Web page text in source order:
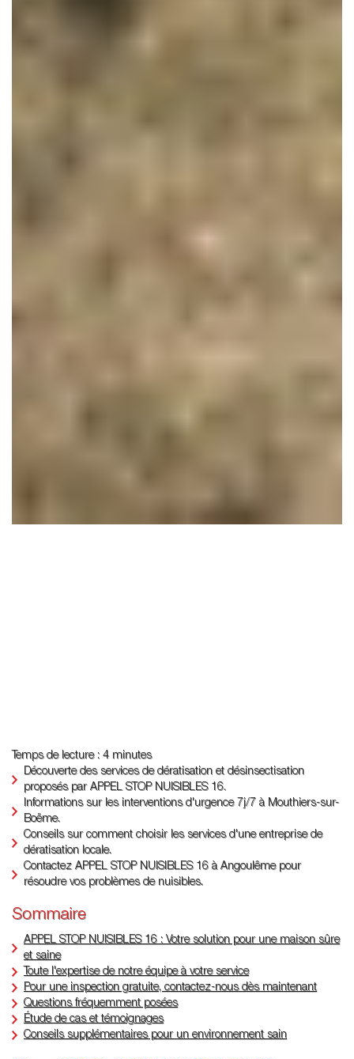
Temps de lecture : 4 minutes
Découverte des services de dératisation et désinsectisation
proposés par APPEL STOP NUISIBLES 16.
Informations sur les interventions d'urgence 7j/7 à Mouthiers-sur-
Boëme.
Conseils sur comment choisir les services d'une entreprise de
dératisation locale.
Contactez APPEL STOP NUISIBLES 16 à Angoulême pour
résoudre vos problèmes de nuisibles.
Sommaire
APPEL STOP NUISIBLES 16 : Votre solution pour une maison sûre
et saine
Toute l'expertise de notre équipe à votre service
Pour une inspection gratuite, contactez-nous dès maintenant
Questions fréquemment posées
Étude de cas et témoignages
Conseils supplémentaires pour un environnement sain